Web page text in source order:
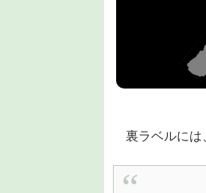
裏ラベルには